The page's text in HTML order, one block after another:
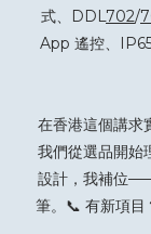
式、DDL702/
App 遙控、
在香港這個講求
我們從選品開始
設計，我補位
筆。📞 有新項目